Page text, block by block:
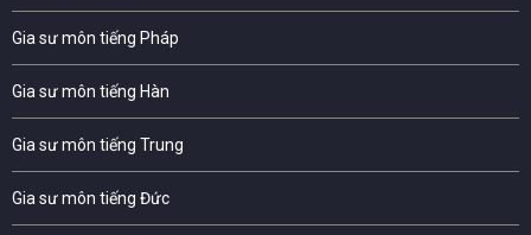
Gia sư môn tiếng Pháp
Gia sư môn tiếng Hàn
Gia sư môn tiếng Trung
Gia sư môn tiếng Đức